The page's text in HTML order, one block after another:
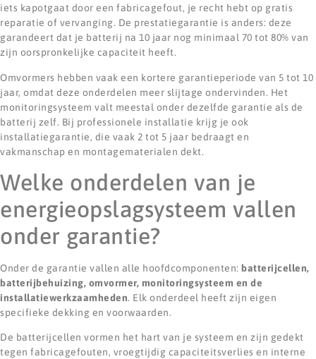
iets kapotgaat door een fabricagefout, je recht hebt op gratis
reparatie of vervanging. De prestatiegarantie is anders: deze
garandeert dat je batterij na 10 jaar nog minimaal 70 tot 80% van
zijn oorspronkelijke capaciteit heeft.
Omvormers hebben vaak een kortere garantieperiode van 5 tot 10
jaar, omdat deze onderdelen meer slijtage ondervinden. Het
monitoringsysteem valt meestal onder dezelfde garantie als de
batterij zelf. Bij professionele installatie krijg je ook
installatiegarantie, die vaak 2 tot 5 jaar bedraagt en
vakmanschap en montagematerialen dekt.
Welke onderdelen van je
energieopslagsysteem vallen
onder garantie?
Onder de garantie vallen alle hoofdcomponenten: batterijcellen,
batterijbehuizing, omvormer, monitoringsysteem en de
installatiewerkzaamheden. Elk onderdeel heeft zijn eigen
specifieke dekking en voorwaarden.
De batterijcellen vormen het hart van je systeem en zijn gedekt
tegen fabricagefouten, vroegtijdig capaciteitsverlies en interne